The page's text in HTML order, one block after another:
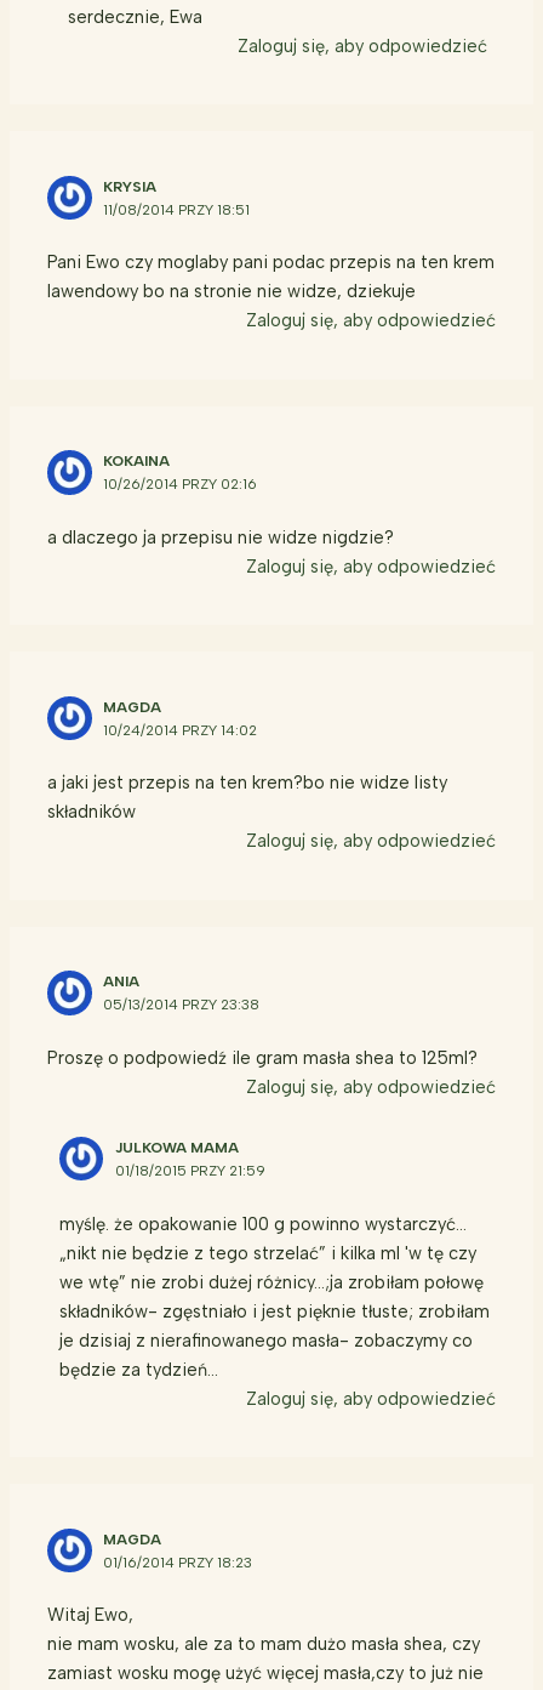
serdecznie, Ewa
Zaloguj się, aby odpowiedzieć
KRYSIA
11/08/2014 PRZY 18:51
Pani Ewo czy moglaby pani podac przepis na ten krem
lawendowy bo na stronie nie widze, dziekuje
Zaloguj się, aby odpowiedzieć
KOKAINA
10/26/2014 PRZY 02:16
a dlaczego ja przepisu nie widze nigdzie?
Zaloguj się, aby odpowiedzieć
MAGDA
10/24/2014 PRZY 14:02
a jaki jest przepis na ten krem?bo nie widze listy
składników
Zaloguj się, aby odpowiedzieć
ANIA
05/13/2014 PRZY 23:38
Proszę o podpowiedź ile gram masła shea to 125ml?
Zaloguj się, aby odpowiedzieć
JULKOWA MAMA
01/18/2015 PRZY 21:59
myślę. że opakowanie 100 g powinno wystarczyć…
„nikt nie będzie z tego strzelać” i kilka ml 'w tę czy
we wtę” nie zrobi dużej różnicy…;ja zrobiłam połowę
składników- zgęstniało i jest pięknie tłuste; zrobiłam
je dzisiaj z nierafinowanego masła- zobaczymy co
będzie za tydzień…
Zaloguj się, aby odpowiedzieć
MAGDA
01/16/2014 PRZY 18:23
Witaj Ewo,
nie mam wosku, ale za to mam dużo masła shea, czy
zamiast wosku mogę użyć więcej masła,czy to już nie